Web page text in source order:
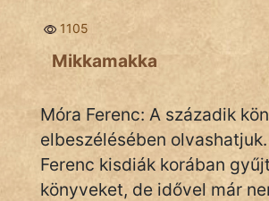
Kötelező
Legenda
Mese
Mitológia
Monda
1105
Mikkamakka
Móra Ferenc: A századik
elbeszélésében olvashatjuk.
Ferenc kisdiák korában
könyveket, de idővel már